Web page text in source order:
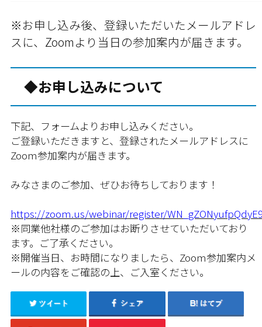
※お申し込み後、登録いただいたメールアドレ
スに、Zoomより当日の参加案内が届きます。
◆お申し込みについて
下記、フォームよりお申し込みください。
ご登録いただきますと、登録されたメールアドレスに
Zoom参加案内が届きます。
みなさまのご参加、ぜひお待ちしております！
https://zoom.us/webinar/register/
※同業他社様のご参加はお断りさせていただいており
ます。ご了承ください。
※開催当日、お時間になりましたら、Zoom参加案内メ
ールの内容をご確認の上、ご入室ください。